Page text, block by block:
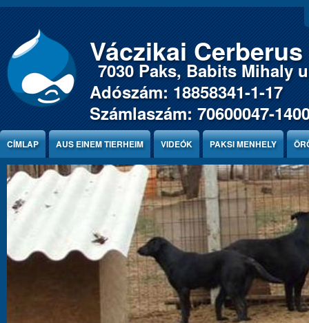
Jump to Content
Váczikai
7030 Paks, Babits Mihaly
Adószám: 18858341-1-17
Számlaszám: 70600047-
CÍMLAP AUS EINEM TIERHEIM VIDEÓK PAKSI MENHELY